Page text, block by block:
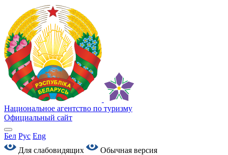
Национальное агентство по туризму
Официальный сайт
Бел Рус Eng
Для слабовидящих
Обычная версия